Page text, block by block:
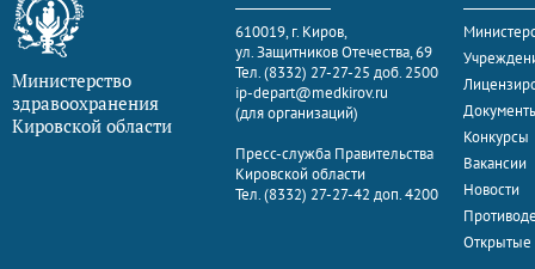
Министерство
здравоохранения
Кировской области
610019, г. Киров,
ул. Защитников Отечества, 69
Тел. (8332) 27-27-25 доб. 2500
ip-depart@medkirov.ru
(для организаций)
Пресс-служба Правительства
Кировской области
Тел. (8332) 27-27-42 доп. 4200
Конкурсы
Вакансии
Новости